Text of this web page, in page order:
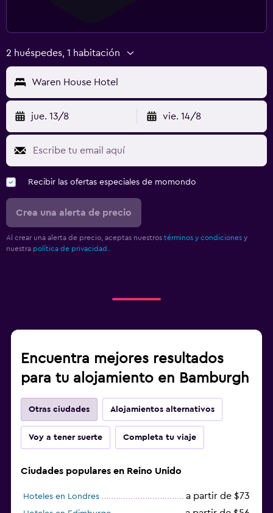
2 huéspedes, 1 habitación
Waren House Hotel
jue. 13/8 vie. 14/8
Recibir las ofertas especiales de momondo
Crea una alerta de precio
Al crear una alerta de precio, aceptas nuestros términos y condiciones y
nuestra política de privacidad.
Encuentra mejores resultados
para tu alojamiento en Bamburgh
Otras ciudades Alojamientos alternativos
Voy a tener suerte Completa tu viaje
Ciudades populares en Reino Unido
Hoteles en Londres a partir de $73